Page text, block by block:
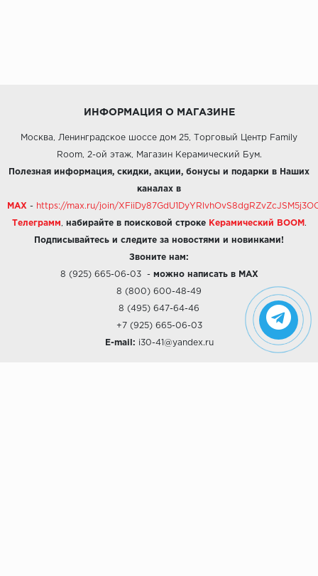
ИНФОРМАЦИЯ О МАГАЗИНЕ
Москва, Ленинградское шоссе дом 25, Торговый Центр Family
Room, 2-ой этаж, Магазин Керамический Бум.
Полезная информация, скидки, акции, бонусы и подарки в Наших
каналах в
MAX - https://max.ru/join/
Телеграмм набирайте в поисковой строке Керамический BOOM .
Подписывайтесь и следите за новостями и новинками!
Звоните нам:
8 (925) 665-06-03- можно написать в MAX
8 (800) 600-48-49
8 (495) 647-64-46
+7 (925) 665-06-03
E-mail: i30-41@yandex.ru